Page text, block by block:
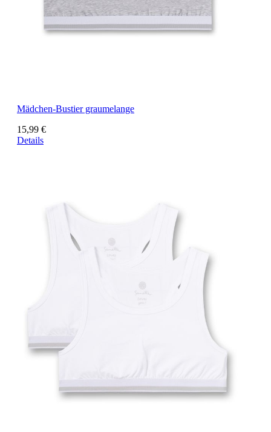
Mädchen-Bustier graumelange
15,99 €
Details